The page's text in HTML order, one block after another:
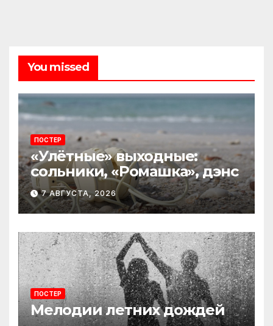
You missed
ПОСТЕР
«Улётные» выходные:
сольники, «Ромашка», дэнс
7 АВГУСТА, 2026
ПОСТЕР
Мелодии летних дождей